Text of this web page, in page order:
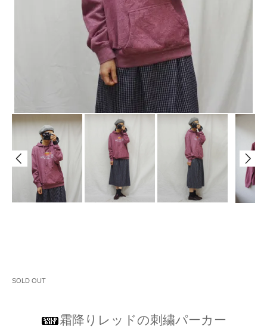
SOLD OUT
霜降りレッドの刺繍パーカー